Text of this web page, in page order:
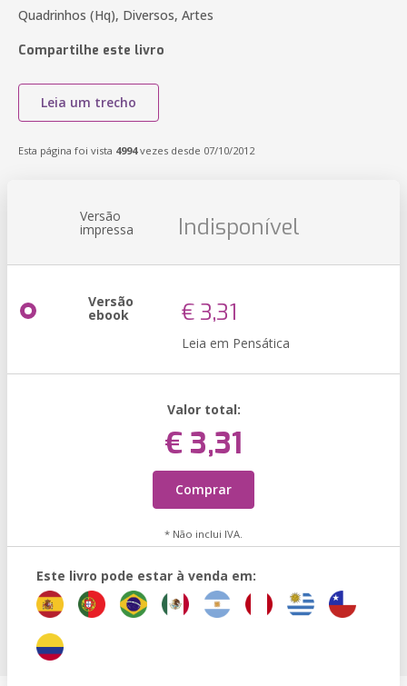
Quadrinhos (Hq), Diversos, Artes
Compartilhe este livro
Leia um trecho
Esta página foi vista 4994vezes desde 07/10/2012
Versão
impressa Indisponível
Versão
ebook € 3,31
Leia em Pensática
Valor total:
€ 3,31
Comprar
* Não inclui IVA.
Este livro pode estar à venda em: